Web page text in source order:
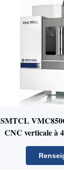
SMTCL
CNC verticale à
tours par minute
pour